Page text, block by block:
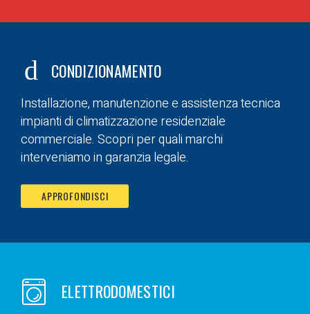
CONDIZIONAMENTO
Installazione, manutenzione e assistenza tecnica
impianti di climatizzazione residenziale
commerciale. Scopri per quali marchi
interveniamo in garanzia legale.
APPROFONDISCI
ELETTRODOMESTICI